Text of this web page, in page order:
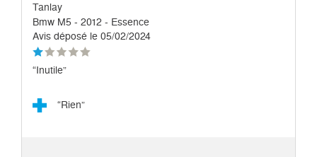
Tanlay
Bmw M5 - 2012 - Essence
Avis déposé le 05/02/2024
“Inutile”
“Rien”